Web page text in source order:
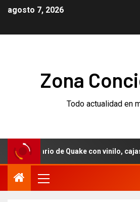
agosto 7, 2026
Zona
Todo actualidad en
de Quake con vinilo, cajas